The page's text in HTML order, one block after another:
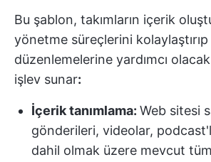
Bu şablon, takımların içerik
yönetme süreçlerini kolaylaştırıp
düzenlemelerine yardımcı
işlev sunar:
İçerik tanımlama: Web sitesi
gönderileri, videolar,
dahil olmak üzere mevcut